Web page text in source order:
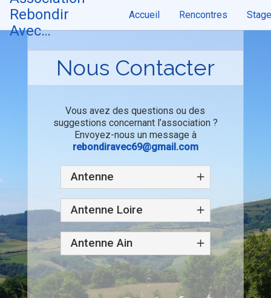
Skip
content
Rebondir
Avec…
Accueil Rencontres
Nous Contacter
Vous avez des questions ou des
suggestions concernant l’association ?
Envoyez-nous un message à
rebondiravec69@gmail.com
Antenne
Antenne Loire
Antenne Ain